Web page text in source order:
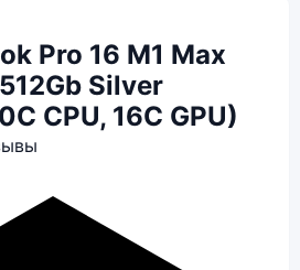
Pro 16 M1 Max
Silver
CPU, 16C GPU)